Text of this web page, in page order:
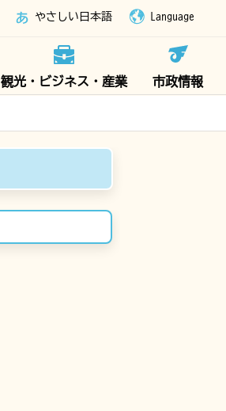
やさしい日本語 Language
観光・ビジネス・産業 市政情報